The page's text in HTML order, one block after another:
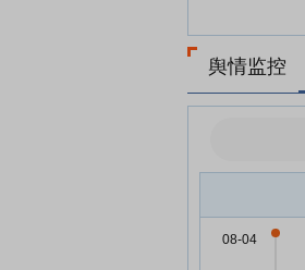
舆情监控
08-04